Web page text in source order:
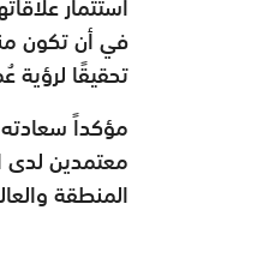
في أن تكون
تحقيقًا لرؤية
مؤكداً
معتمدين لدى
المنطقة